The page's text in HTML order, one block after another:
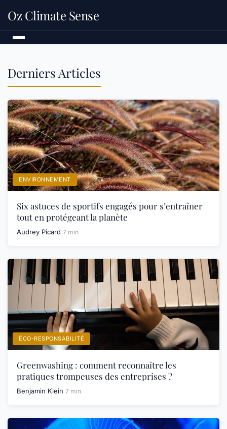
Oz Climate Sense
Derniers Articles
ENVIRONNEMENT
Six astuces de sportifs engagés pour s’entraîner
tout en protégeant la planète
Audrey Picard 7 min
ÉCO-RESPONSABILITÉ
Greenwashing : comment reconnaître les
pratiques trompeuses des entreprises ?
Benjamin Klein 7 min